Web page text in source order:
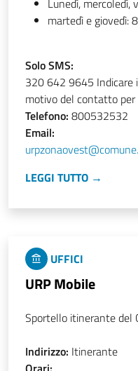
Lunedì, mercoledì,
martedì e
Solo SMS:
320 642 9645 Indicare
motivo del contatto
Telefono: 800532532
Email:
LEGGI TUTTO →
UFFICI
URP Mobile
Sportello itinerante del
Indirizzo: Itinerante